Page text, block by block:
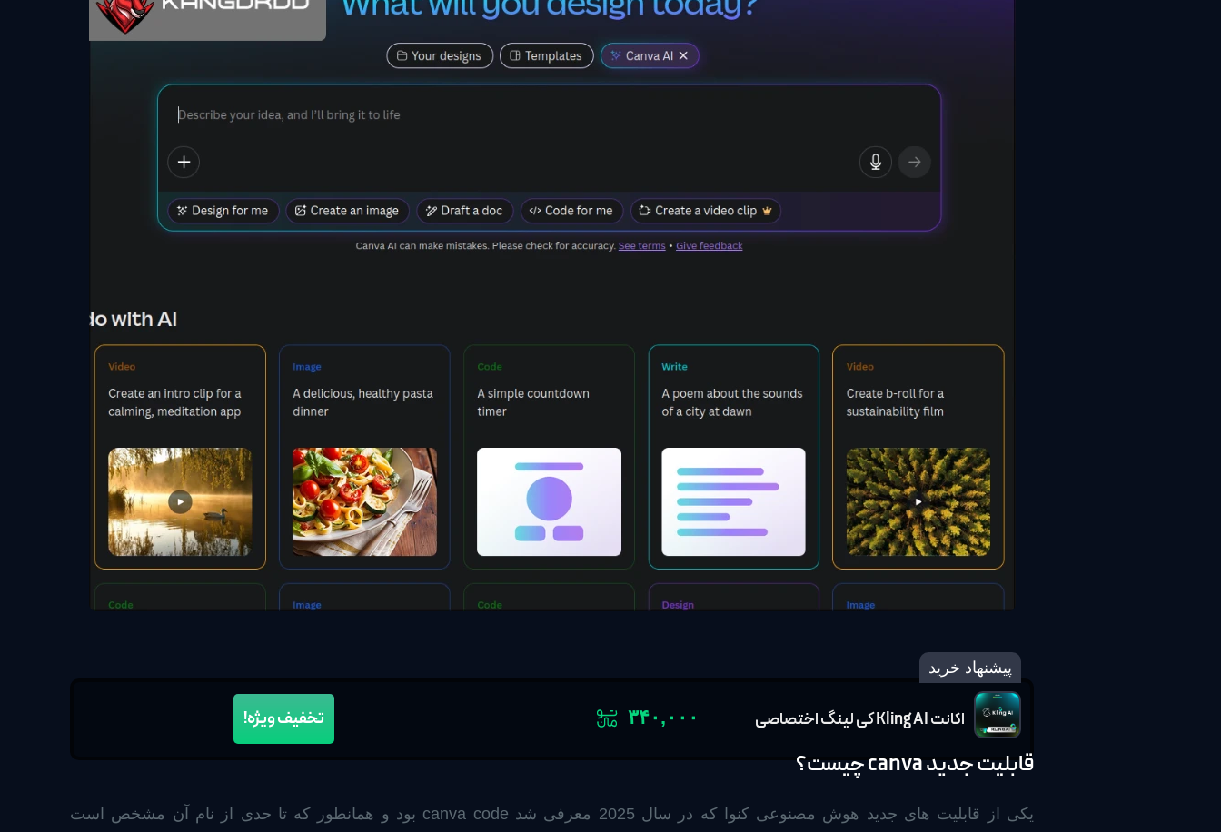
پیشنهاد خرید
اکانت Kling AI کی لینگ اختصاصی ۳۴۰,۰۰۰ تخفیف ویژه!
قابلیت جدید canva چیست؟
یکی از قابلیت های جدید هوش مصنوعی کنوا که در سال 2025 معرفی شد canva code بود و همانطور که تا حدی از نام آن مشخص است